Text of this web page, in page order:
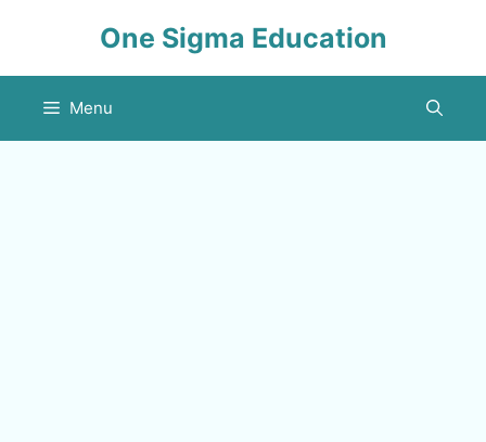
One Sigma Education
Menu